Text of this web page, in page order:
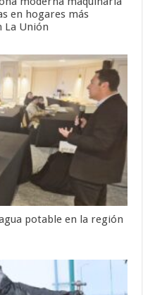
en hogares más
La Unión
potable en la región